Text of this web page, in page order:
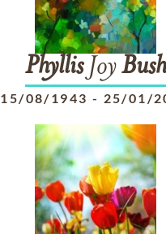
PhyllisJoyBush
15/08/1943 - 25/01/